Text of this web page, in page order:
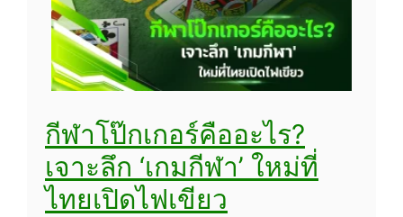
กีฬาโป๊กเกอร์คืออะไร?
เจาะลึก ‘เกมกีฬา’ ใหม่ที่
ไทยเปิดไฟเขียว